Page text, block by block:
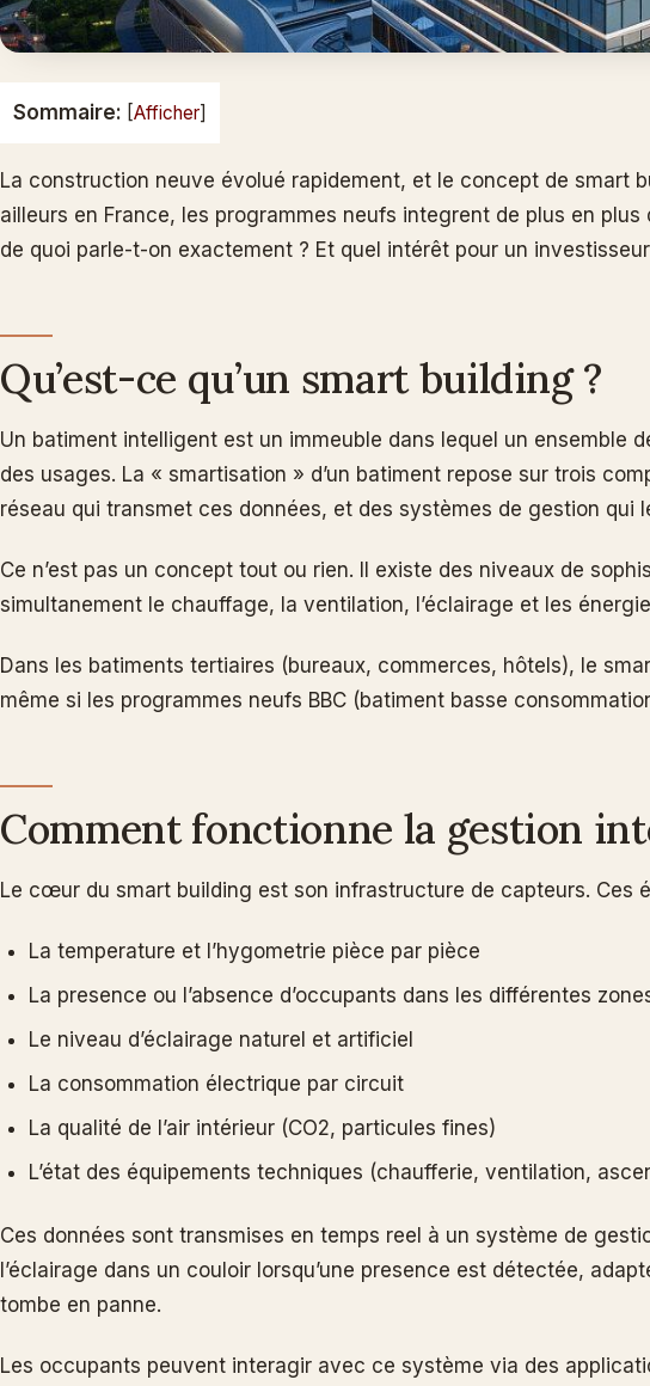
Sommaire: [Afficher]
La construction neuve évolué rapidement, et le concept de smart
ailleurs en France, les programmes neufs integrent de plus en
de quoi parle-t-on exactement ? Et quel intérêt pour un
Qu’est-ce qu’un smart building ?
Un batiment intelligent est un immeuble dans lequel un ensemble
des usages. La « smartisation » d’un batiment repose sur trois
réseau qui transmet ces données, et des systèmes de gestion qui
Ce n’est pas un concept tout ou rien. Il existe des niveaux de
simultanement le chauffage, la ventilation, l’éclairage et les
Dans les batiments tertiaires (bureaux, commerces, hôtels), le
même si les programmes neufs BBC (batiment basse
Comment fonctionne la gestion
Le cœur du smart building est son infrastructure de capteurs. Ces
La temperature et l’hygometrie pièce par pièce
La presence ou l’absence d’occupants dans les différentes
Le niveau d’éclairage naturel et artificiel
La consommation électrique par circuit
La qualité de l’air intérieur (CO2, particules fines)
L’état des équipements techniques (chaufferie, ventilation,
Ces données sont transmises en temps reel à un système de
l’éclairage dans un couloir lorsqu’une presence est détectée,
tombe en panne.
Les occupants peuvent interagir avec ce système via des